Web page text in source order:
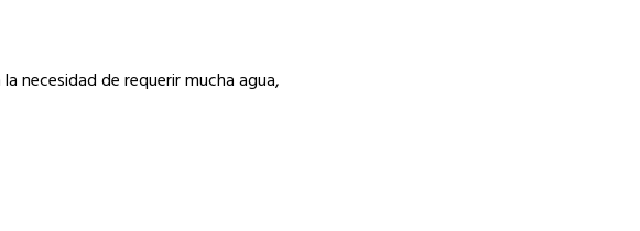
necesidad de requerir mucha agua,